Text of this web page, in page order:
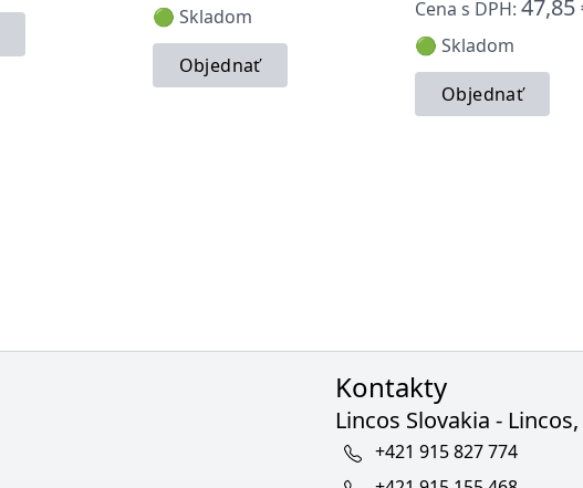
🟢 Skladom
Objednať
Cena s DPH: 47,85
🟢 Skladom
Objednať
Kontakty
Lincos Slovakia -
+421 915 827 774